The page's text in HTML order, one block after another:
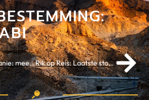
Fietsen in Albanie: meer dan ‘Douze Points’ Rik op Reis: Laatste stop, Griekenland